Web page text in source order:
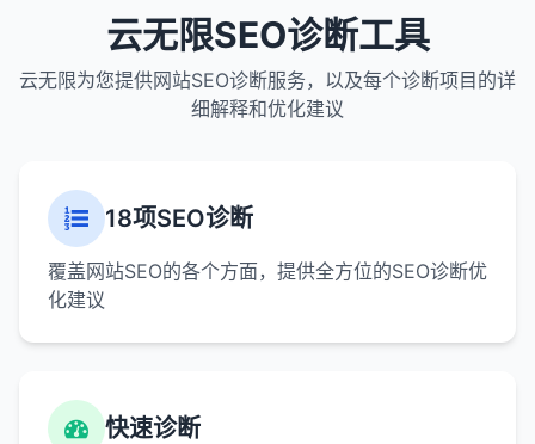
云无限SEO诊断工具
云无限为您提供网站SEO诊断服务，以及每个诊断项目的详
细解释和优化建议
18项SEO诊断
覆盖网站SEO的各个方面，提供全方位的SEO诊断优
化建议
快速诊断